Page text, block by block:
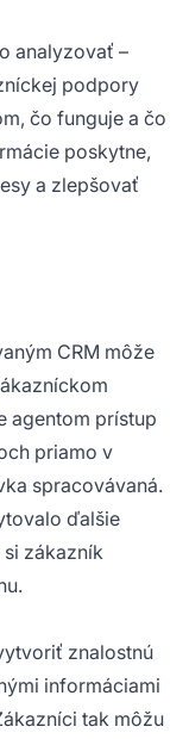
analyzovať –
podpory
čo funguje a čo
poskytne,
a zlepšovať
CRM môže
agentom prístup
priamo v
spracovávaná.
ďalšie
zákazník
znalostnú
informáciami
tak môžu